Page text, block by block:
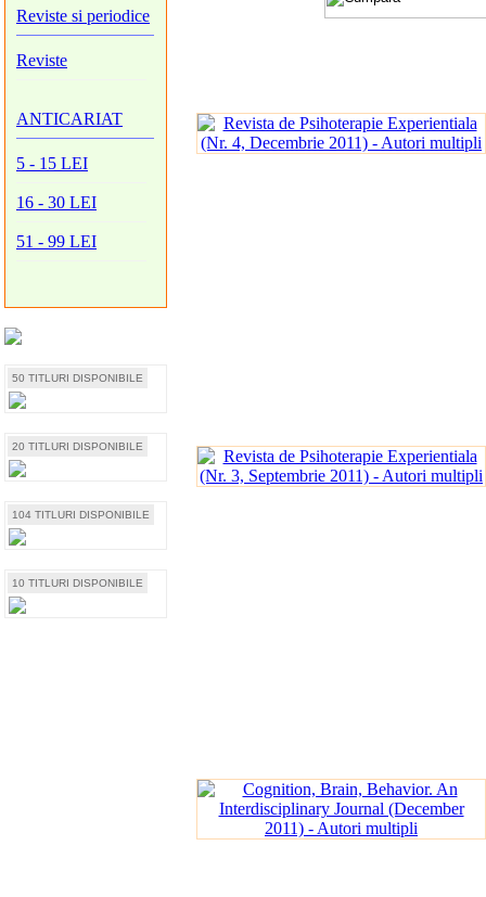
Reviste si periodice
Reviste
ANTICARIAT
5 - 15 LEI
16 - 30 LEI
51 - 99 LEI
50 TITLURI DISPONIBILE
20 TITLURI DISPONIBILE
104 TITLURI DISPONIBILE
10 TITLURI DISPONIBILE